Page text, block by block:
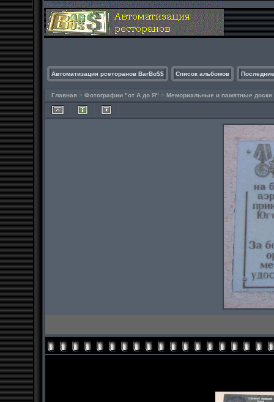
Автоматизация рсеторанов BarBo$$ Список альбомов
Главная > Фотографии "от А до Я" > Мемориальные и памятные доски